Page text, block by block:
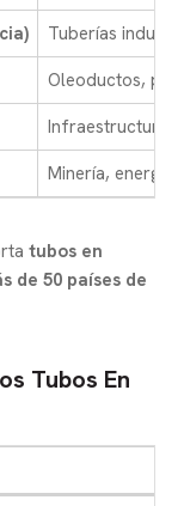
Tuberías
Oleoductos,
Minería,
tubos en
de 50 países de
Tubos En